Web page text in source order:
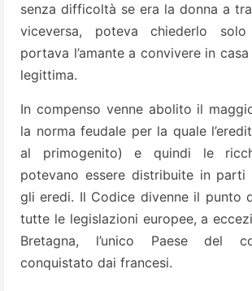
senza difficoltà se era la donna a
viceversa, poteva chiederlo
portava l’amante a convivere in
legittima.
In compenso venne abolito il
la norma feudale per la quale
al primogenito) e quindi le
potevano essere distribuite in
gli eredi. Il Codice divenne il punto
tutte le legislazioni europee, a
Bretagna, l’unico Paese del
conquistato dai francesi.